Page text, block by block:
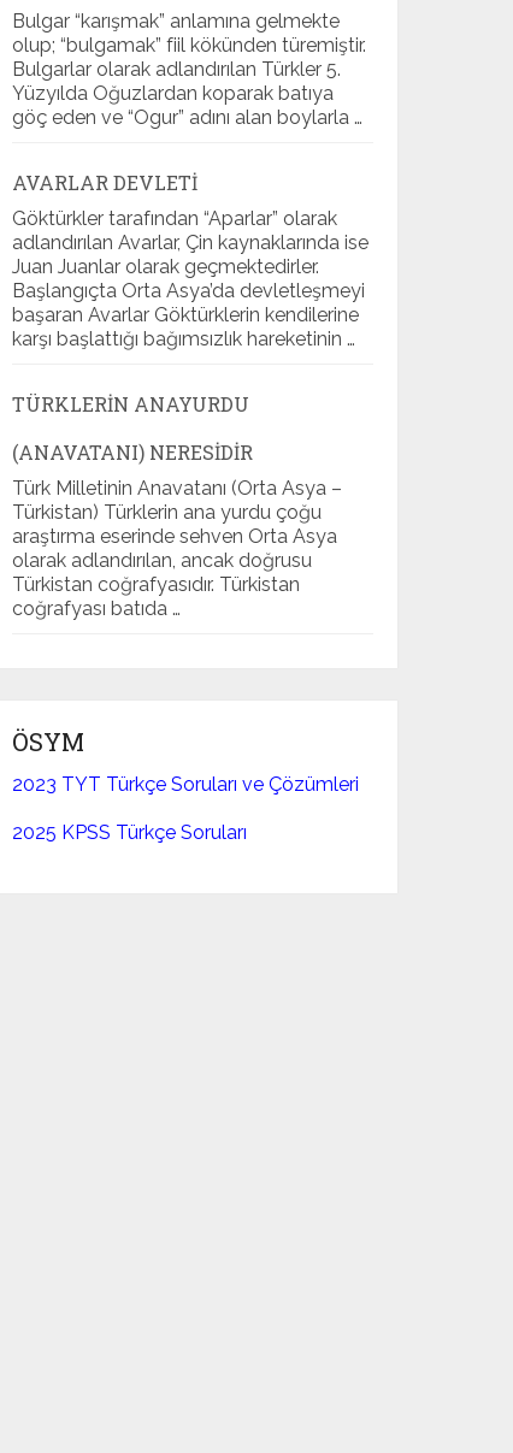
Bulgar “karışmak” anlamına gelmekte
olup; “bulgamak” fiil kökünden türemiştir.
Bulgarlar olarak adlandırılan Türkler 5.
Yüzyılda Oğuzlardan koparak batıya
göç eden ve “Ogur” adını alan boylarla …
AVARLAR DEVLETI
Göktürkler tarafından “Aparlar” olarak
adlandırılan Avarlar, Çin kaynaklarında ise
Juan Juanlar olarak geçmektedirler.
Başlangıçta Orta Asya’da devletleşmeyi
başaran Avarlar Göktürklerin kendilerine
karşı başlattığı bağımsızlık hareketinin …
TÜRKLERIN ANAYURDU
(ANAVATANI) NERESIDIR
Türk Milletinin Anavatanı (Orta Asya –
Türkistan) Türklerin ana yurdu çoğu
araştırma eserinde sehven Orta Asya
olarak adlandırılan, ancak doğrusu
Türkistan coğrafyasıdır. Türkistan
coğrafyası batıda …
ÖSYM
2023 TYT Türkçe Soruları ve Çözümleri
2025 KPSS Türkçe Soruları